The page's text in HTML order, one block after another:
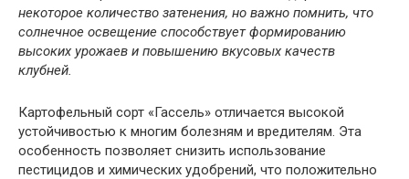
некоторое количество затенения, но важно помнить, что
солнечное освещение способствует формированию
высоких урожаев и повышению вкусовых качеств
клубней.
Картофельный сорт «Гассель» отличается высокой
устойчивостью к многим болезням и вредителям. Эта
особенность позволяет снизить использование
пестицидов и химических удобрений, что положительно